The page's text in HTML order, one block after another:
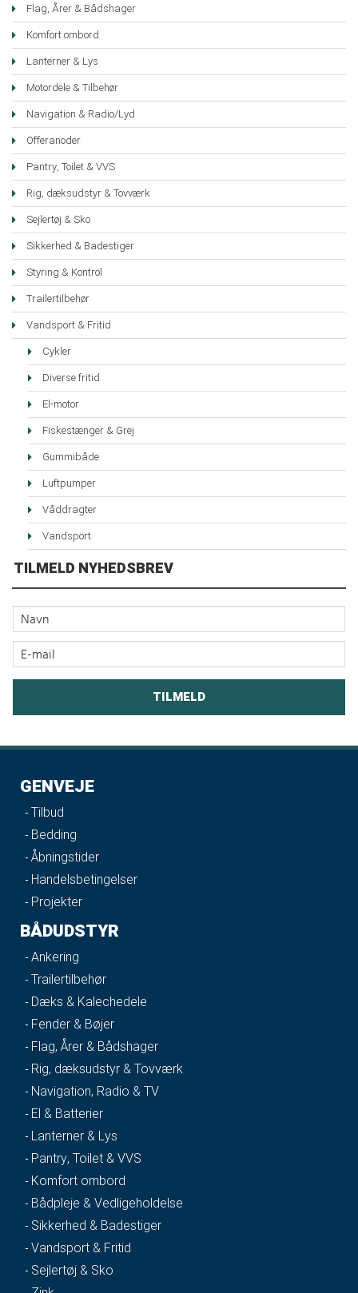
Flag, Årer & Bådshager
Komfort ombord
Lanterner & Lys
Motordele & Tilbehør
Navigation & Radio/Lyd
Offeranoder
Pantry, Toilet & VVS
Rig, dæksudstyr & Tovværk
Sejlertøj & Sko
Sikkerhed & Badestiger
Styring & Kontrol
Trailertilbehør
Vandsport & Fritid
Cykler
Diverse fritid
El-motor
Fiskestænger & Grej
Gummibåde
Luftpumper
Våddragter
Vandsport
TILMELD NYHEDSBREV
GENVEJE
Tilbud
Bedding
Åbningstider
Handelsbetingelser
Projekter
BÅDUDSTYR
Ankering
Trailertilbehør
Dæks & Kalechedele
Fender & Bøjer
Flag, Årer & Bådshager
Rig, dæksudstyr & Tovværk
Navigation, Radio & TV
El & Batterier
Lanterner & Lys
Pantry, Toilet & VVS
Komfort ombord
Bådpleje & Vedligeholdelse
Sikkerhed & Badestiger
Vandsport & Fritid
Sejlertøj & Sko